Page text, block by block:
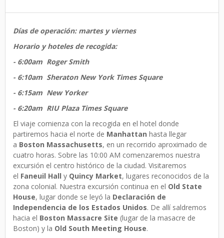
Días de operación: martes y viernes
Horario y hoteles de recogida:
- 6:00am Roger Smith
- 6:10am Sheraton New York Times Square
- 6:15am New Yorker
- 6:20am RIU Plaza Times Square
El viaje comienza con la recogida en el hotel donde
partiremos hacia el norte de Manhattan hasta llegar
a Boston Massachusetts, en un recorrido aproximado de
cuatro horas. Sobre las 10:00 AM comenzaremos nuestra
excursión el centro histórico de la ciudad. Visitaremos
el Faneuil Hall y Quincy Market, lugares reconocidos de la
zona colonial. Nuestra excursión continua en el Old State
House, lugar donde se leyó la Declaración de
Independencia de los Estados Unidos. De allí saldremos
hacia el Boston Massacre Site (lugar de la masacre de
Boston) y la Old South Meeting House.